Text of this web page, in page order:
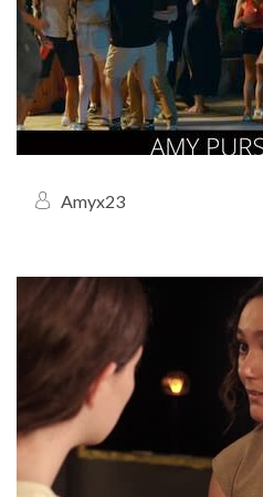
Amyx23